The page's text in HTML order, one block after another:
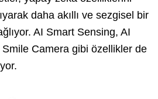
daha akıllı ve sezgisel bir
AI Smart Sensing, AI
Camera gibi özellikler de